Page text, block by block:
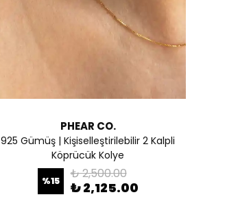
PHEAR CO.
925 Gümüş | Kişiselleştirilebilir 2 Kalpli
Köprücük Kolye
%15 ₺ 2,500.00
₺ 2,125.00